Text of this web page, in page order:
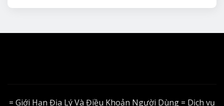
= Giới Hạn Địa Lý Và Điều Khoản Người Dùng = Dịch vụ